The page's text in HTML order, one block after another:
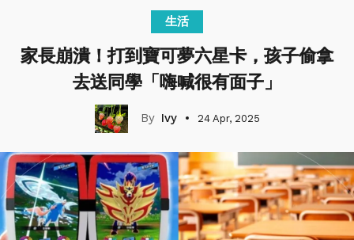
生活
家長崩潰！打到寶可夢六星卡，孩子偷拿
去送同學「嗨喊很有面子」
Ivy 24 Apr, 2025